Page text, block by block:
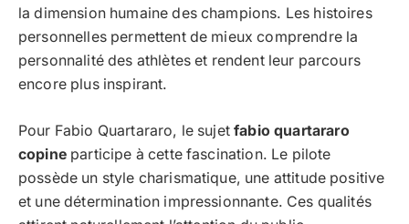
la dimension humaine des champions. Les histoires
personnelles permettent de mieux comprendre la
personnalité des athlètes et rendent leur parcours
encore plus inspirant.
Pour Fabio Quartararo, le sujetfabio quartararo
copineparticipe à cette fascination. Le pilote
possède un style charismatique, une attitude positive
et une détermination impressionnante. Ces qualités